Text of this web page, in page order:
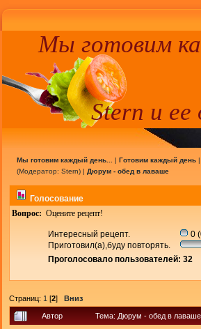
Мы готовим
Stern и ее
Мы готовим каждый день... | Готовим каждый день
(Модератор: Stern) | Дюрум - обед в лаваше
Голосование
Вопрос: Оцените рецепт!
Интересный рецепт.
0
Приготовил(а),буду повторять.
Проголосовало пользователей: 32
Страниц: 1 [2] Вниз
Автор Тема: Дюрум - обед в